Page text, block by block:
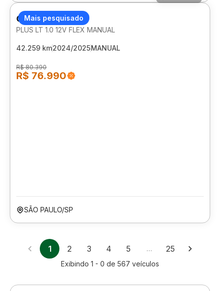
Mais pesquisado
CHEVROLET ONIX
PLUS LT 1.0 12V FLEX MANUAL
42.259 km2024/2025MANUAL
R$ 80.390
R$ 76.990
SÃO PAULO/SP
1 2 3 4 5 … 25
Exibindo 1 - 0 de 567 veículos